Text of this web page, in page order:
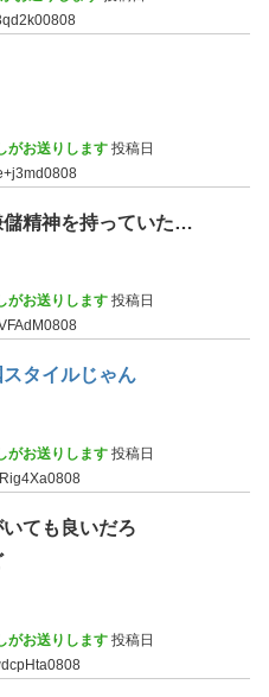
がお送りします 投稿日
儲精神を持っていた…
がお送りします 投稿日
タイルじゃん
がお送りします 投稿日
ても良いだろ
がお送りします 投稿日